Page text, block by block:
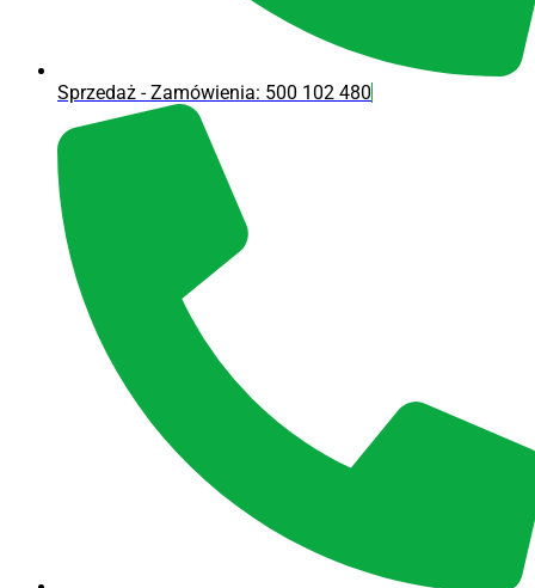
Sprzedaż - Zamówienia: 500 102 480